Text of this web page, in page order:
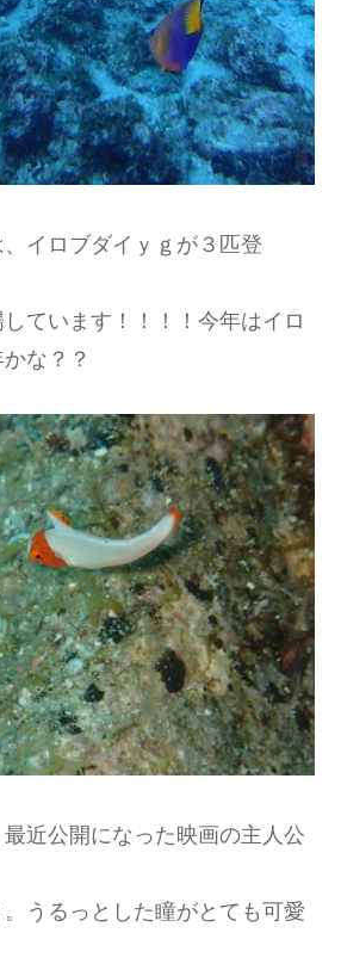
イロブダイｙｇが３匹登
ています！！！！今年はイロ
な？？
近公開になった映画の主人公
うるっとした瞳がとても可愛